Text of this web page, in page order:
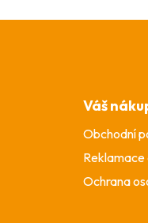
Váš
Obchodní
Reklamace
Ochrana